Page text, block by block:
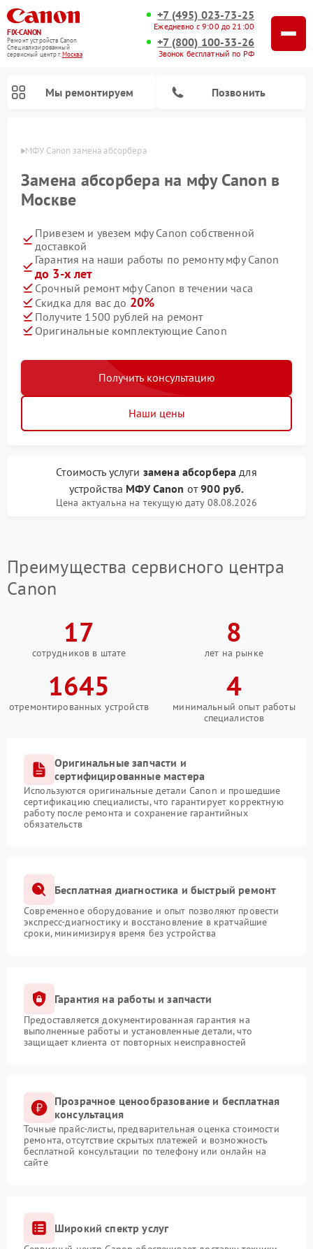
FIX-CANON
Ремонт устройств Canon
Специализированный
cервисный центр г.Москва
+7 (495) 023-73-25
Ежедневно с 9:00 до 21:00
+7 (800) 100-33-26
Звонок бесплатный по РФ
Мы ремонтируем Позвонить
МФУ Canon замена абсорбера
Замена абсорбера на мфу Canon в
Москве
Привезем и увезем мфу Canon собственной
доставкой
Гарантия на наши работы по ремонту мфу Canon
до 3-х лет
Срочный ремонт мфу Canon в течении часа
Скидка для вас до 20%
Получите 1500 рублей на ремонт
Оригинальные комплектующие Canon
Получить консультацию
Наши цены
Стоимость услуги замена абсорбера для
устройства МФУ Canon от900 руб.
Цена актуальна на текущую дату 08.08.2026
Преимущества сервисного центра
Canon
17
сотрудников в штате
8
лет на рынке
1645
отремонтированных устройств
4
минимальный опыт работы
специалистов
Оригинальные запчасти и
сертифицированные мастера
Используются оригинальные детали Canon и прошедшие
сертификацию специалисты, что гарантирует корректную
работу после ремонта и сохранение гарантийных
обязательств
Бесплатная диагностика и быстрый ремонт
Современное оборудование и опыт позволяют провести
экспресс-диагностику и восстановление в кратчайшие
сроки, минимизируя время без устройства
Гарантия на работы и запчасти
Предоставляется документированная гарантия на
выполненные работы и установленные детали, что
защищает клиента от повторных неисправностей
Прозрачное ценообразование и бесплатная
консультация
Точные прайс-листы, предварительная оценка стоимости
ремонта, отсутствие скрытых платежей и возможность
бесплатной консультации по телефону или онлайн на
сайте
Широкий спектр услуг